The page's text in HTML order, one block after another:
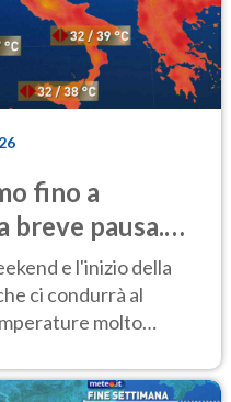
fino a
breve pausa.
e l'inizio della
ci condurrà al
molto